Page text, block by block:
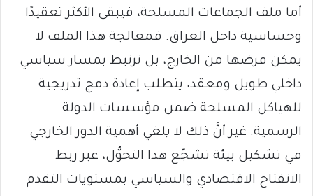
أما ملف الجماعات المسلحة، فيبقى الأكثر تعقيدًا
وحساسية داخل العراق. فمعالجة هذا الملف لا
يمكن فرضها من الخارج، بل ترتبط بمسار سياسي
داخلي طويل ومعقد، يتطلب إعادة دمج تدريجية
للهياكل المسلحة ضمن مؤسسات الدولة
الرسمية. غير أنَّ ذلك لا يلغي أهمية الدور الخارجي
في تشكيل بيئة تشجّع هذا التحوُّل، عبر ربط
الانفتاح الاقتصادي والسياسي بمستويات التقدم